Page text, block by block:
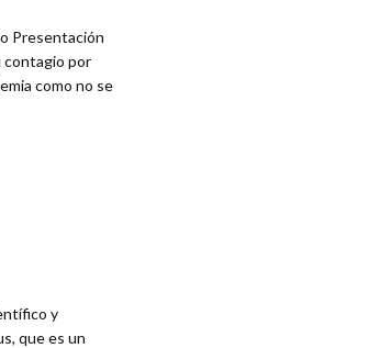
Presentación
contagio por
como no se
y
que es un